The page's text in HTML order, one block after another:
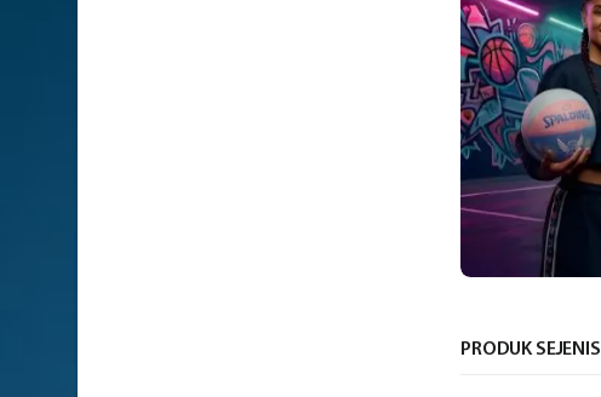
PRODUK SEJENIS